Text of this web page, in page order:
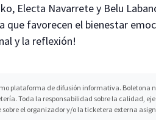
Electa Navarrete y Belu
que favorecen el bienestar
y la reflexión!
plataforma de difusión informativa. Boletona
Toda la responsabilidad sobre la calidad,
el organizador y/o la ticketera externa